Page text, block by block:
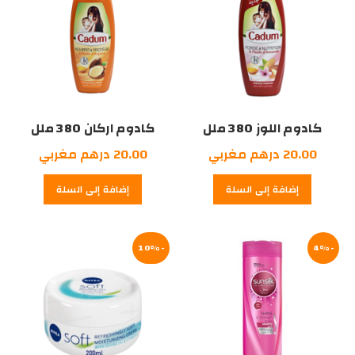
كادوم اللوز 380 ملل
20.00 درهم مغربي
إضافة إلى السلة
كادوم اركان 380 ملل
20.00 درهم مغربي
إضافة إلى السلة
-4%
-10%